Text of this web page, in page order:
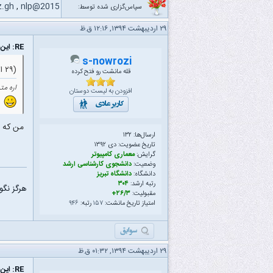
سپاس‌گزاری شده توسط: nlp@2015
,
۲۹ اردیبهشت ۱۳۹۴, ۱۲:۱۶ ق.ظ
s-nowrozi
قله مانشت رو فتح کرده
افزودن به لیست دوستان
ارسال‌ها: ۱۳۲
تاریخ عضویت: دى ۱۳۹۲
گرایش:معماری کامپیوتر
وضعیت:دانشجوی کارشناسی ارشد
دانشگاه:دانشگاه تبریز
رتبه ارشد:۳۰۴
مقبولیت:۲۶/۳+
امتیاز تاریخ مانشت:۱۵۷رتبه: ۹۴۶
RE: این دیگه چچچچچچچچچچچچچچچچچچچچچچچچچچچچچچچچچچیه!!!!!!!!!!!!!!!!!!!!!!!
(۲۹ اردیبهشت ۱۳۹۴ ۱۲:۱۱ ق.ظ)
اره
من که
هرگز
۲۹ اردیبهشت ۱۳۹۴, ۰۱:۳۲ ق.ظ
RE: این دیگه چچچچچچچچچچچچچچچچچچچچچچچچچچچچچچچچچچیه!!!!!!!!!!!!!!!!!!!!!!!